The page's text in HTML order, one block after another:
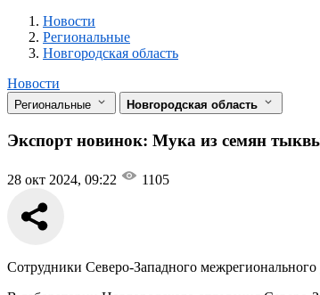
Новости
Разделы
Новости
Региональные
Новгородская область
Новости
Региональные Новгородская область
Экспорт новинок: Мука из семян
28 окт 2024, 09:22 1105
Сотрудники Северо-Западного